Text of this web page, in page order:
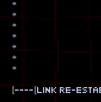
*
*
*
*
*
*
*
[----[link re-